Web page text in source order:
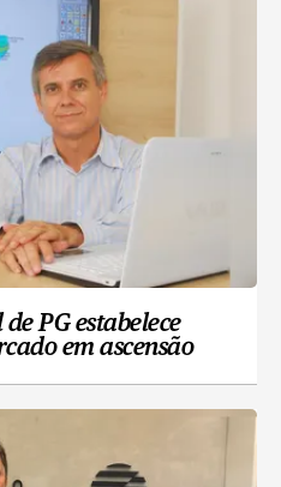
PG estabelece
em ascensão